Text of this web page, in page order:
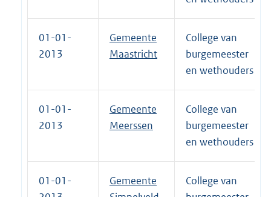
01-01-
2013
Gemeente
Maastricht
College van
burgemeester
en wethouders
01-01-
2013
Gemeente
Meerssen
College van
burgemeester
en wethouders
01-01-
Gemeente
College van